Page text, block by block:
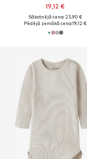
19,12 €
Sākotnējā cena: 23,90 €
Pēdējā zemākā cena:19,12 €